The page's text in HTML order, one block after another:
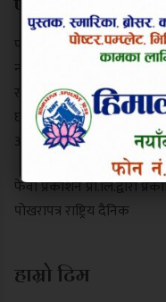
पोखरापत्र राष्ट्रिय दैनिक
नयाँबजार, पोखरा-९ बाट
राजनीति, पर्यटन र राष्ट्रिय
छापा र डिजिटल पोर्टल दुवै
आइरहेको छ।
फेवा प्रकाशन प्रा.लि.द्वारा
पोखरापत्र राष्ट्रिय दैनिक
हाम्रो टिम